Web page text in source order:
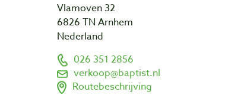
Vlamoven 32
6826 TN Arnhem
Nederland
026 351 2856
verkoop@baptist.nl
Routebeschrijving